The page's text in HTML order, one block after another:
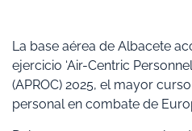
La base aérea de Albacete
ejercicio ‘Air-Centric
(APROC) 2025, el mayor
personal en combate de